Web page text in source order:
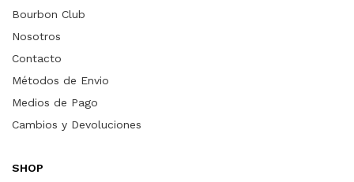
Bourbon Club
Nosotros
Contacto
Métodos de Envio
Medios de Pago
Cambios y Devoluciones
SHOP